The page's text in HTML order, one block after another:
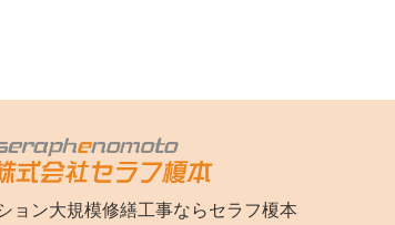
ョン大規模修繕工事ならセラフ榎本